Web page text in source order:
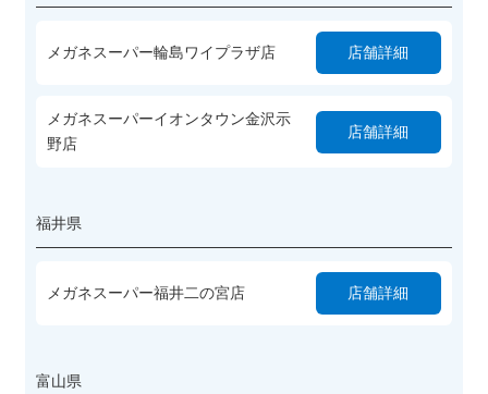
メガネスーパー輪島ワイプラザ店 店舗詳細
メガネスーパーイオンタウン金沢示
野店
店舗詳細
福井県
メガネスーパー福井二の宮店 店舗詳細
富山県